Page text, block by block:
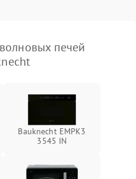
Подробнее →
печей
Bauknecht EMPK3
3545 IN